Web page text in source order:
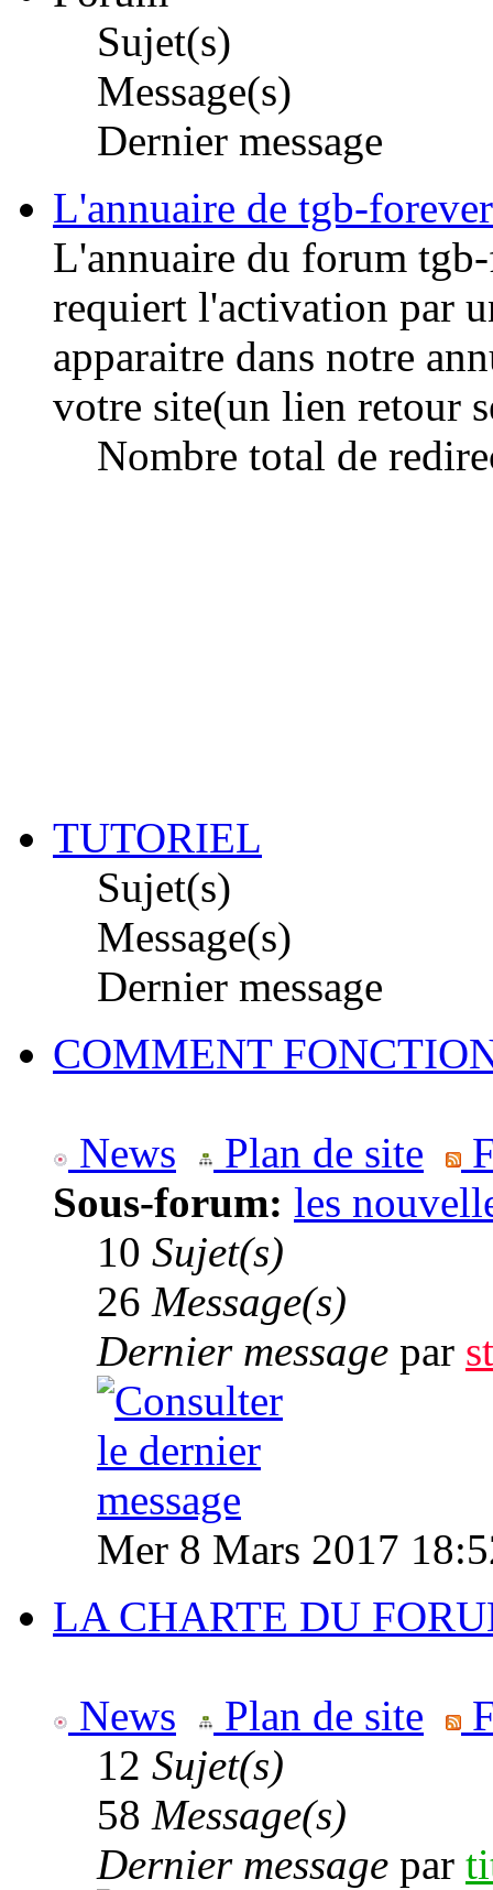
Sujet(s)
Message(s)
Dernier message
L'annuaire de tgb-forever
L'annuaire du forum
requiert l'activation par
apparaitre dans notre
votre site(un lien retour
Nombre total de
TUTORIEL
Sujet(s)
Message(s)
Dernier message
COMMENT
News Plan de site
Sous-forum: les
10 Sujet(s)
26 Message(s)
Dernier message par
Mer 8 Mars 2017
LA CHARTE DU
News Plan de site
12 Sujet(s)
58 Message(s)
Dernier message par